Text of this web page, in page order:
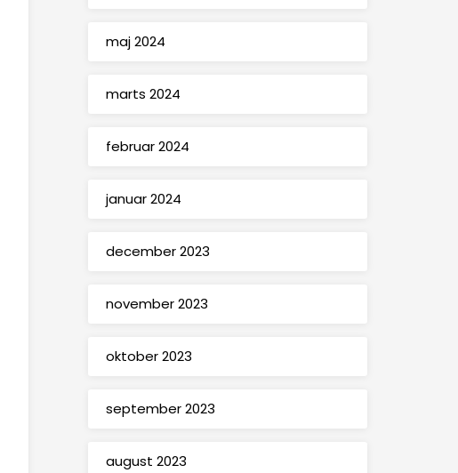
maj 2024
marts 2024
februar 2024
januar 2024
december 2023
november 2023
oktober 2023
september 2023
august 2023